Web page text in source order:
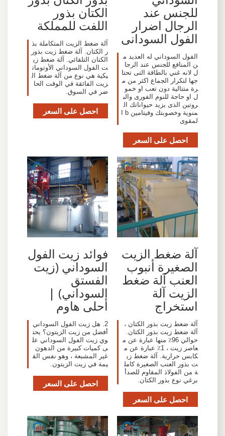
للجنس عند
الرجال اضرار
الفول السودانى
الفول السوداني له العديد م
ن المنافع للجنس عند الرجا
ل لانه غني بالطاقة التى تحتا
جها لتكرار الجماع اكثر من م
رة متتالية دون تعب او خمو
ل او حاجة للنوم الفورى والب
روتين الذى يزيد حيواناتك ال
لمقوى
احصل على السعر
الكتان بذور
اللفت للمملكة
آلة ضغط الزيت المتكاملة بذ
ر الكتان. آلة ضغط زيت بذور
الكتان التلقائي. آلة ضغط زي
ت الفول السوداني الأوتومات
يكية هي نوع من آلة ضغط ال
زيت الفائقة في الوقت الحا
ضر في السوق.
احصل على السعر
آلة ضغط الزيت
الصغيرة أنبوب
العنب آلة ضغط
الزيت آلة
استخراج
آلة ضغط زيت بذور الكتان ،
آلة ضغط زيت بذور الكتان.
حوالي 96٪ منها عبارة عن م
عاصر زيت ، 1٪ عبارة عن م
كابس حرارية. آلة ضغط زي
ت بذور العنب الصغيرة كامل
ة من الفولاذ المقاوم للصدأ
برغي نوع بذور الكتان.
احصل على السعر
فوائد زيت الفول
السوداني (زيت
الفستق
السوداني) |
أحلى هاوم
2. هل زيت الفول السوداني
أفضل من زيت الزيتون؟ يحت
وي زيت الفول السوداني عل
ى كميات كبيرة من الدهون
غير المشبعة ، وهو نفس الق
يمة في زيت الزيتون.
احصل على السعر